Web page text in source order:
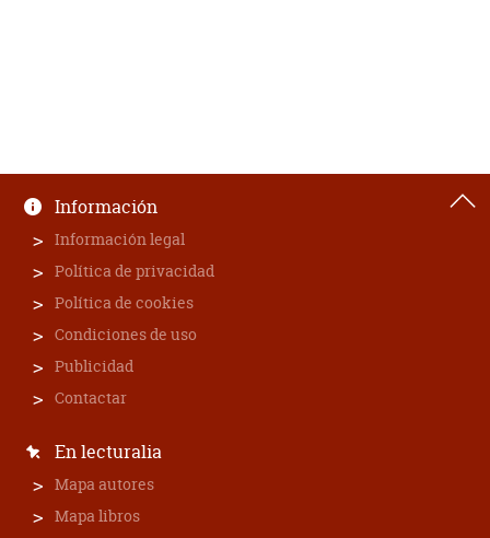
Información
Información legal
Política de privacidad
Política de cookies
Condiciones de uso
Publicidad
Contactar
En lecturalia
Mapa autores
Mapa libros